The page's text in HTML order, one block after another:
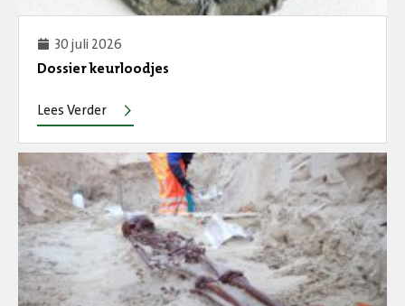
30 juli 2026
Dossier keurloodjes
Lees Verder